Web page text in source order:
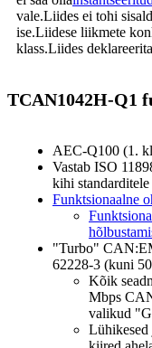
vale.Liides ei tohi
ise.Liidese liikmete
klass.Liides
TCAN1042H-Q1
AEC-Q100 (1.
Vastab ISO
kihi standarditele
Funktsionaalne
"Turbo"
62228-3 (kuni
Kõik
Mbps
valikud
Lühikesed